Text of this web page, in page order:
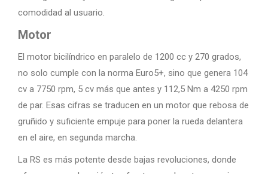
comodidad al usuario.
Motor
El motor bicilíndrico en paralelo de 1200 cc y 270 grados,
no solo cumple con la norma Euro5+, sino que genera 104
cv a 7750 rpm, 5 cv más que antes y 112,5 Nm a 4250 rpm
de par. Esas cifras se traducen en un motor que rebosa de
gruñido y suficiente empuje para poner la rueda delantera
en el aire, en segunda marcha.
La RS es más potente desde bajas revoluciones, donde